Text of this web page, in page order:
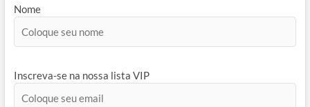
Nome
Inscreva-se na nossa lista VIP